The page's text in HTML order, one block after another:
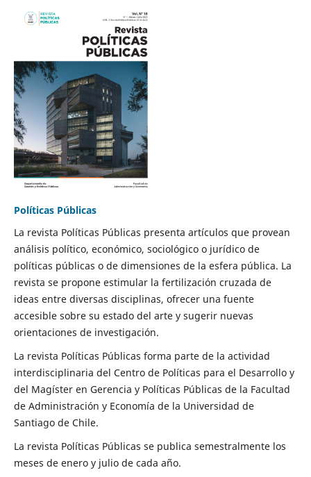
Políticas Públicas
La revista Políticas Públicas presenta artículos que provean
análisis político, económico, sociológico o jurídico de
políticas públicas o de dimensiones de la esfera pública. La
revista se propone estimular la fertilización cruzada de
ideas entre diversas disciplinas, ofrecer una fuente
accesible sobre su estado del arte y sugerir nuevas
orientaciones de investigación.
La revista Políticas Públicas forma parte de la actividad
interdisciplinaria del Centro de Políticas para el Desarrollo y
del Magíster en Gerencia y Políticas Públicas de la Facultad
de Administración y Economía de la Universidad de
Santiago de Chile.
La revista Políticas Públicas se publica semestralmente los
meses de enero y julio de cada año.